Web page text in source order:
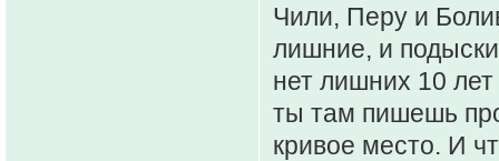
Чили, Перу и
лишние, и
нет лишних 10
ты там пишешь
кривое место. И